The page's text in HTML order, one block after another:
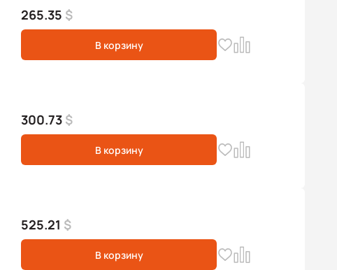
265.35 $
В корзину
300.73 $
В корзину
525.21 $
В корзину